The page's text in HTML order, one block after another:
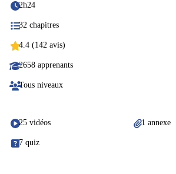
2h24
32 chapitres
4.4 (142 avis)
2658 apprenants
Tous niveaux
25 vidéos 1 annexe
7 quiz